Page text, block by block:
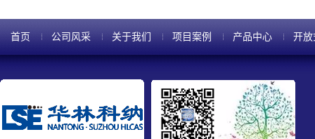
首页 公司风采 关于我们 项目案例 产品中心 开放